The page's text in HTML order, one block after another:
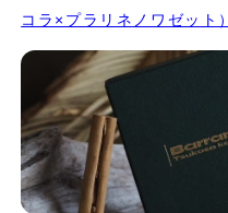
コラ×プラリネノワゼット）